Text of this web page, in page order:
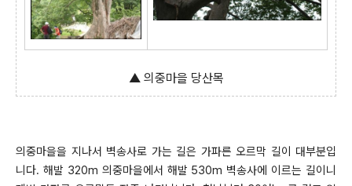
▲ 의중마을 당산목
의중마을을 지나서 벽송사로 가는 길은 가파른 오르막 길이 대부분입
니다. 해발 320m 의중마을에서 해발 530m 벽송사에 이르는 길이니